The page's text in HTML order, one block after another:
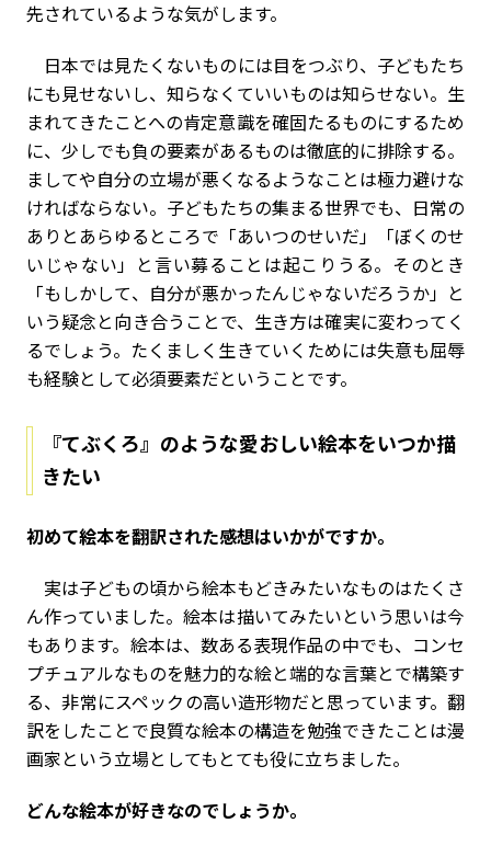
先されているような気がします。
日本では見たくないものには目をつぶり、子どもたち
にも見せないし、知らなくていいものは知らせない。生
まれてきたことへの肯定意識を確固たるものにするため
に、少しでも負の要素があるものは徹底的に排除する。
ましてや自分の立場が悪くなるようなことは極力避けな
ければならない。子どもたちの集まる世界でも、日常の
ありとあらゆるところで「あいつのせいだ」「ぼくのせ
いじゃない」と言い募ることは起こりうる。そのとき
「もしかして、自分が悪かったんじゃないだろうか」と
いう疑念と向き合うことで、生き方は確実に変わってく
るでしょう。たくましく生きていくためには失意も屈辱
も経験として必須要素だということです。
『てぶくろ』のような愛おしい絵本をいつか描
きたい
――初めて絵本を翻訳された感想はいかがですか。
実は子どもの頃から絵本もどきみたいなものはたくさ
ん作っていました。絵本は描いてみたいという思いは今
もあります。絵本は、数ある表現作品の中でも、コンセ
プチュアルなものを魅力的な絵と端的な言葉とで構築す
る、非常にスペックの高い造形物だと思っています。翻
訳をしたことで良質な絵本の構造を勉強できたことは漫
画家という立場としてもとても役に立ちました。
――どんな絵本が好きなのでしょうか。